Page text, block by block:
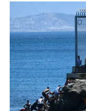
Crisis migratoria Ceuta